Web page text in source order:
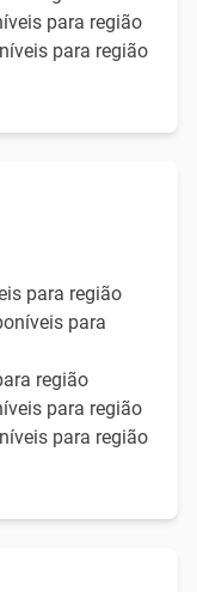
para região
para região
para região
para
região
para região
para região